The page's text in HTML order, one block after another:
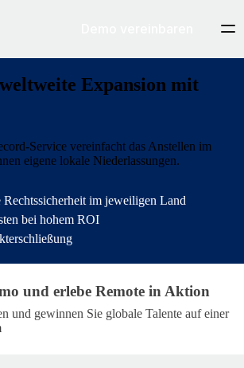
Expansion mit
Service vereinfacht das Anstellen im
eigene lokale Niederlassungen.
Rechtssicherheit im jeweiligen Land
bei hohem ROI
Formular
und erlebe Remote in Aktion
und gewinnen Sie globale Talente auf einer